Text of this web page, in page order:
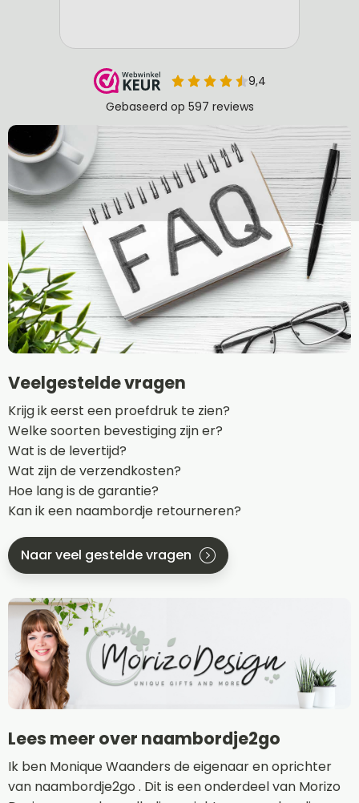
Veelgestelde vragen
Krijg ik eerst een proefdruk te zien?
Welke soorten bevestiging zijn er?
Wat is de levertijd?
Wat zijn de verzendkosten?
Hoe lang is de garantie?
Kan ik een naambordje retourneren?
Naar veel gestelde vragen
Lees meer over naambordje2go
Ik ben Monique Waanders de eigenaar en oprichter
van naambordje2go . Dit is een onderdeel van Morizo